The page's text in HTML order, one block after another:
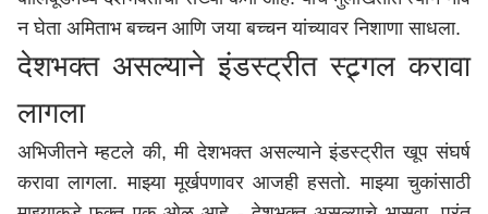
न घेता अमिताभ बच्चन आणि जया बच्चन यांच्यावर निशाणा साधला.
देशभक्त असल्याने इंडस्ट्रीत स्ट्र्गल करावा
लागला
अभिजीतने म्हटले की, मी देशभक्त असल्याने इंडस्ट्रीत खूप संघर्ष
करावा लागला. माझ्या मूर्खपणावर आजही हसतो. माझ्या चुकांसाठी